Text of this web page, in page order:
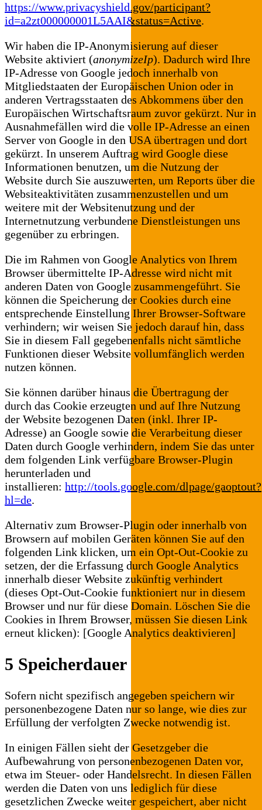
https://www.privacyshield.gov/participant?
id=a2zt000000001L5AAI&status=Active.
Wir haben die IP-Anonymisierung auf dieser
Website aktiviert (anonymizeIp). Dadurch wird Ihre
IP-Adresse von Google jedoch innerhalb von
Mitgliedstaaten der Europäischen Union oder in
anderen Vertragsstaaten des Abkommens über den
Europäischen Wirtschaftsraum zuvor gekürzt. Nur in
Ausnahmefällen wird die volle IP-Adresse an einen
Server von Google in den USA übertragen und dort
gekürzt. In unserem Auftrag wird Google diese
Informationen benutzen, um die Nutzung der
Website durch Sie auszuwerten, um Reports über die
Websiteaktivitäten zusammenzustellen und um
weitere mit der Websitenutzung und der
Internetnutzung verbundene Dienstleistungen uns
gegenüber zu erbringen.
Die im Rahmen von Google Analytics von Ihrem
Browser übermittelte IP-Adresse wird nicht mit
anderen Daten von Google zusammengeführt. Sie
können die Speicherung der Cookies durch eine
entsprechende Einstellung Ihrer Browser-Software
verhindern; wir weisen Sie jedoch darauf hin, dass
Sie in diesem Fall gegebenenfalls nicht sämtliche
Funktionen dieser Website vollumfänglich werden
nutzen können.
Sie können darüber hinaus die Übertragung der
durch das Cookie erzeugten und auf Ihre Nutzung
der Website bezogenen Daten (inkl. Ihrer IP-
Adresse) an Google sowie die Verarbeitung dieser
Daten durch Google verhindern, indem Sie das unter
dem folgenden Link verfügbare Browser-Plugin
herunterladen und
installieren: http://tools.google.com/dlpage/gaoptout?
hl=de.
Alternativ zum Browser-Plugin oder innerhalb von
Browsern auf mobilen Geräten können Sie auf den
folgenden Link klicken, um ein Opt-Out-Cookie zu
setzen, der die Erfassung durch Google Analytics
innerhalb dieser Website zukünftig verhindert
(dieses Opt-Out-Cookie funktioniert nur in diesem
Browser und nur für diese Domain. Löschen Sie die
Cookies in Ihrem Browser, müssen Sie diesen Link
erneut klicken): [Google Analytics deaktivieren]
5 Speicherdauer
Sofern nicht spezifisch angegeben speichern wir
personenbezogene Daten nur so lange, wie dies zur
Erfüllung der verfolgten Zwecke notwendig ist.
In einigen Fällen sieht der Gesetzgeber die
Aufbewahrung von personenbezogenen Daten vor,
etwa im Steuer- oder Handelsrecht. In diesen Fällen
werden die Daten von uns lediglich für diese
gesetzlichen Zwecke weiter gespeichert, aber nicht